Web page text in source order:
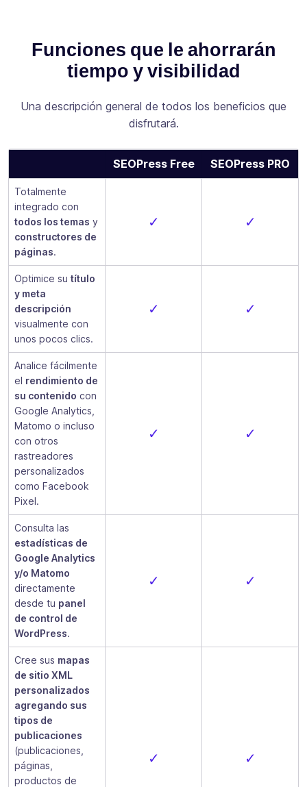
Funciones que le ahorrarán
tiempo y visibilidad
Una descripción general de todos los beneficios que
disfrutará.
SEOPress Free SEOPress PRO
Totalmente
integrado con
todos los temas y
constructores de
páginas.
✓ ✓
Optimice su título
y meta
descripción
visualmente con
unos pocos clics.
✓ ✓
Analice fácilmente
el rendimiento de
su contenido con
Google Analytics,
Matomo o incluso
con otros
rastreadores
personalizados
como Facebook
Pixel.
✓ ✓
Consulta las
estadísticas de
Google Analytics
y/o Matomo
directamente
desde tu panel
de control de
WordPress.
✓ ✓
Cree sus mapas
de sitio XML
personalizados
agregando sus
tipos de
publicaciones
(publicaciones,
páginas,
productos de
✓ ✓